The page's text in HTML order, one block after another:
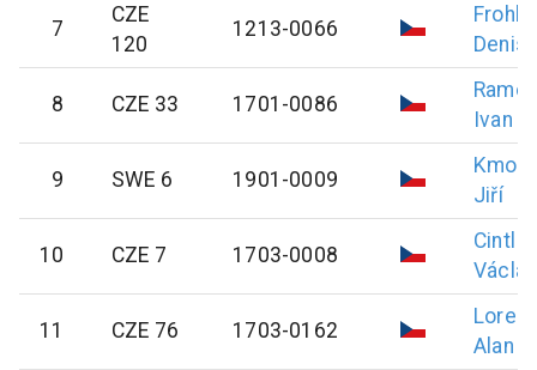
7
CZE
120
1213-0066
Denis
8 CZE 33 1701-0086
Rameš
Ivan
9 SWE 6 1901-0009
Jiří
10 CZE 7 1703-0008
Cintl
Václav
11 CZE 76 1703-0162
Alan